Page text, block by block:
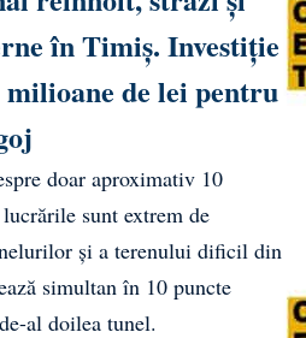
în Timiș. Investiție
milioane de lei pentru
doar aproximativ 10
sunt extrem de
și a terenului dificil din
simultan în 10 puncte
al doilea tunel.